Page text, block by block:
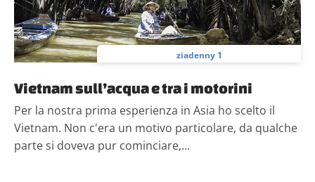
ziadenny 1
Vietnam sull’acqua e tra i motorini
Per la nostra prima esperienza in Asia ho scelto il
Vietnam. Non c'era un motivo particolare, da qualche
parte si doveva pur cominciare,...